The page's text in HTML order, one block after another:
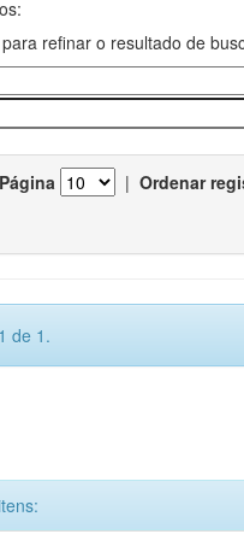
refinar o resultado de
| Ordenar
de 1.